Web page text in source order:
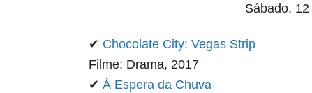
Sábado, 12
✔ Chocolate City: Vegas Strip
Filme: Drama, 2017
✔ À Espera da Chuva